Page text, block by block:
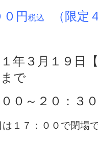
０円 税込 （限定
年３月１９日
で
０～２０：３０
１７：００で閉場で